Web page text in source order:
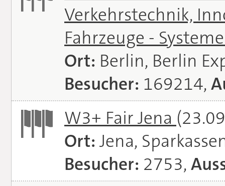
Verkehrstechnik,
Fahrzeuge -
Ort: Berlin, Berlin
Besucher: 169214,
W3+ Fair Jena
Ort: Jena,
Besucher: 2753,